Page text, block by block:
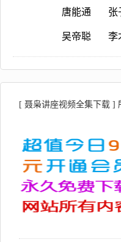
唐能通 张
吴帝聪 李
[ 聂枭讲座视频全集下载 ]